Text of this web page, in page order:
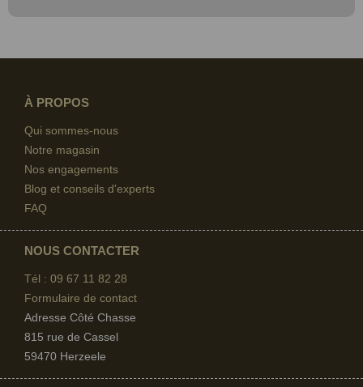
À PROPOS
Qui sommes-nous
Notre magasin
Nos engagements
Blog et conseils d'experts
FAQ
NOUS CONTACTER
Tél : 09 67 11 82 28
Formulaire de contact
Adresse Côté Chasse
815 rue de Cassel
59470 Herzeele